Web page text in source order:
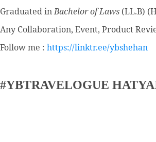
Graduated inBachelor of Laws (LL.B)
Any Collaboration, Event, Product
Follow me : https://linktr.ee/ybshehan
#YBTRAVELOGUE